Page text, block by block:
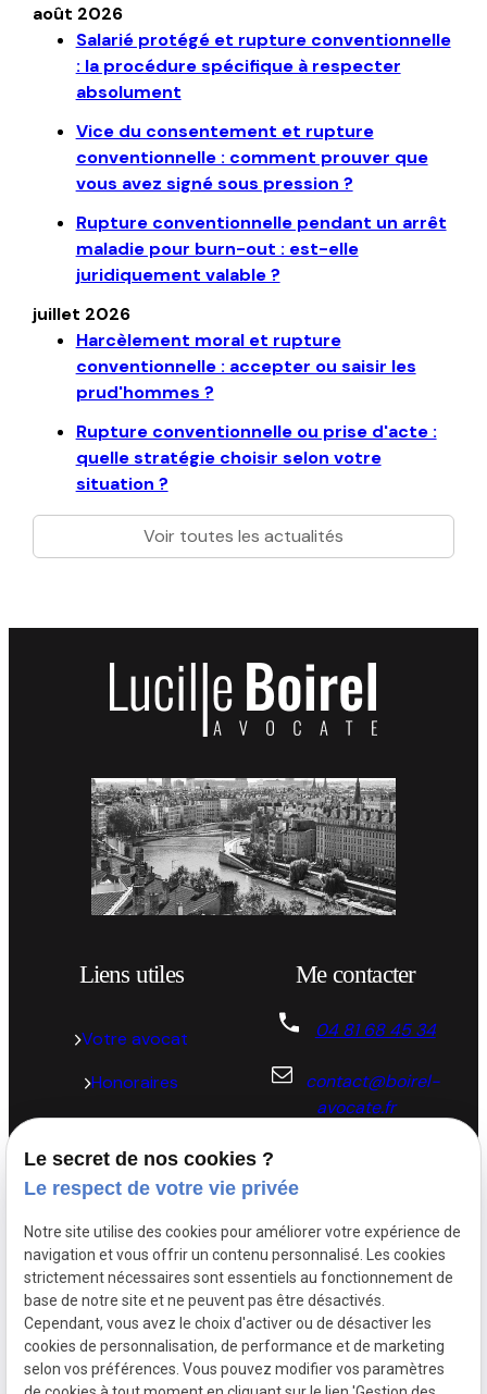
août 2026
Salarié protégé et rupture conventionnelle
: la procédure spécifique à respecter
absolument
Vice du consentement et rupture
conventionnelle : comment prouver que
vous avez signé sous pression ?
Rupture conventionnelle pendant un arrêt
maladie pour burn-out : est-elle
juridiquement valable ?
juillet 2026
Harcèlement moral et rupture
conventionnelle : accepter ou saisir les
prud'hommes ?
Rupture conventionnelle ou prise d'acte :
quelle stratégie choisir selon votre
situation ?
Voir toutes les actualités
Liens utiles
Votre avocat
Honoraires
Actualités
Contact
Plan du site
Mentions légales
Politique de
confidentialité
Me contacter
04 81 68 45 34
contact@boirel-
avocate.fr
république 69002 LYON
Le secret de nos cookies ?
Le respect de votre vie privée
Notre site utilise des cookies pour améliorer votre expérience de
navigation et vous offrir un contenu personnalisé. Les cookies
strictement nécessaires sont essentiels au fonctionnement de
base de notre site et ne peuvent pas être désactivés.
Cependant, vous avez le choix d'activer ou de désactiver les
cookies de personnalisation, de performance et de marketing
selon vos préférences. Vous pouvez modifier vos paramètres